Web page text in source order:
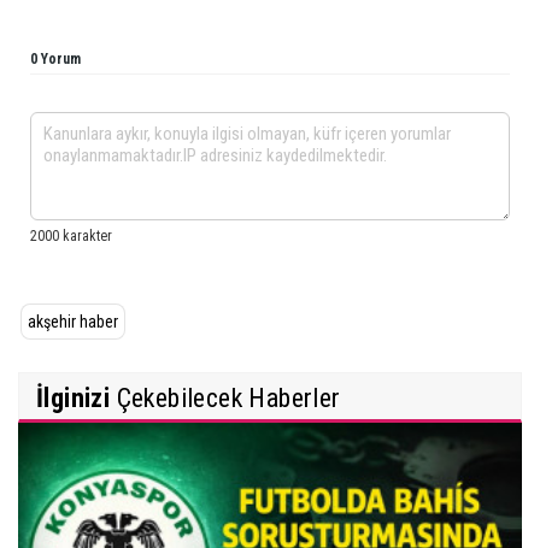
0 Yorum
akşehir haber
İlginizi Çekebilecek Haberler